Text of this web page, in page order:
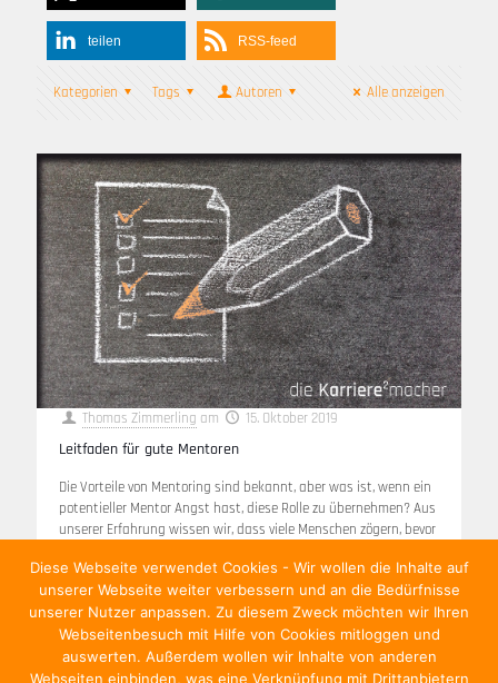
teilen RSS-feed
Kategorien Tags Autoren Alle anzeigen
Thomas Zimmerling am 15. Oktober 2019
Leitfaden für gute Mentoren
Die Vorteile von Mentoring sind bekannt, aber was ist, wenn ein
potentieller Mentor Angst hast, diese Rolle zu übernehmen? Aus
unserer Erfahrung wissen wir, dass viele Menschen zögern, bevor
Weiterlesen
Diese Webseite verwendet Cookies - Wir wollen die Inhalte auf
unserer Webseite weiter verbessern und an die Bedürfnisse
unserer Nutzer anpassen. Zu diesem Zweck möchten wir Ihren
Webseitenbesuch mit Hilfe von Cookies mitloggen und
auswerten. Außerdem wollen wir Inhalte von anderen
Webseiten einbinden, was eine Verknüpfung mit Drittanbietern